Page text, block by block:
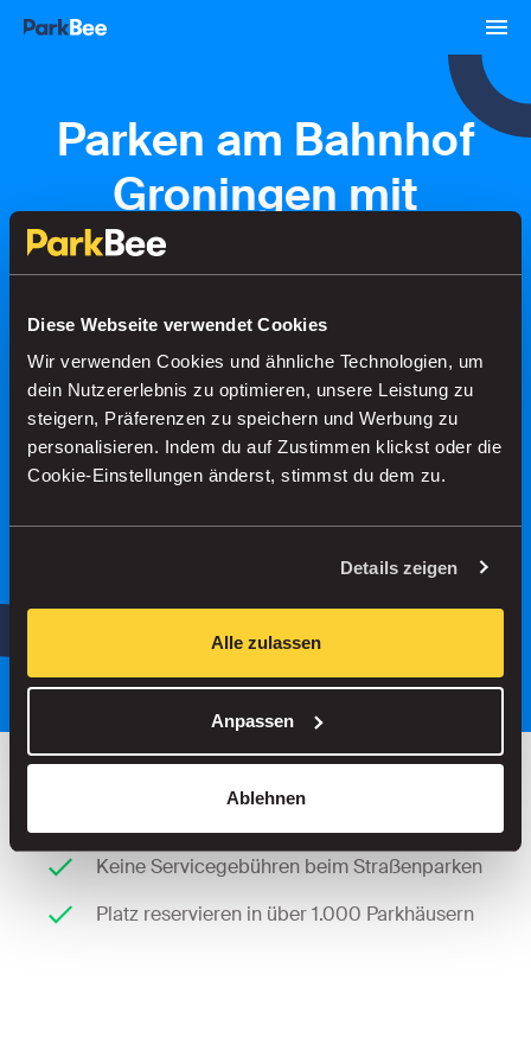
Diese Webseite verwendet Cookies
Wir verwenden Cookies und ähnliche Technologien, um
dein Nutzererlebnis zu optimieren, unsere Leistung zu
steigern, Präferenzen zu speichern und Werbung zu
personalisieren. Indem du auf Zustimmen klickst oder die
Cookie-Einstellungen änderst, stimmst du dem zu.
Details zeigen
Alle zulassen
Anpassen
Ablehnen
Parken am Bahnhof
Groningen mit
Finden Sie Ihren Parkplatz in
Sekundenschnelle
Parken Sie intelligenter, mit unserer
App.
Keine Servicegebühren beim Straßenparken
Platz reservieren in über 1.000 Parkhäusern